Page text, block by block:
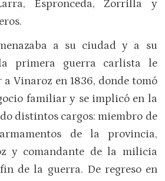
Espronceda, Zorrilla y
a su ciudad y a su
primera guerra carlista le
Vinaroz en 1836, donde tomó
familiar y se implicó en la
distintos cargos: miembro de
de la provincia,
y comandante de la milicia
de la guerra. De regreso en